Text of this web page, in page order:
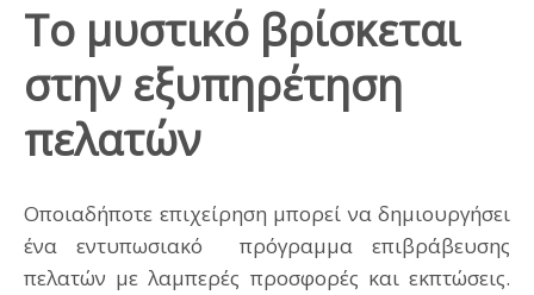
Το μυστικό βρίσκεται
στην εξυπηρέτηση
πελατών
‍Οποιαδήποτε επιχείρηση μπορεί να δημιουργήσει
ένα εντυπωσιακό πρόγραμμα επιβράβευσης
πελατών με λαμπερές προσφορές και εκπτώσεις.